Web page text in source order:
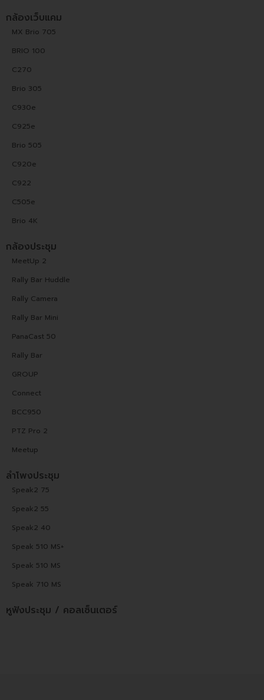
กล้องเว็บแคม
MX Brio 705
BRIO 100
C270
Brio 305
C930e
C925e
Brio 505
C920e
C922
C505e
Brio 4K
กล้องประชุม
MeetUp 2
Rally Bar Huddle
Rally Camera
Rally Bar Mini
PanaCast 50
Rally Bar
GROUP
Connect
BCC950
PTZ Pro 2
Meetup
ลำโพงประชุม
Speak2 75
Speak2 55
Speak2 40
Speak 510 MS+
Speak 510 MS
Speak 710 MS
หูฟังประชุม / คอลเซ็นเตอร์